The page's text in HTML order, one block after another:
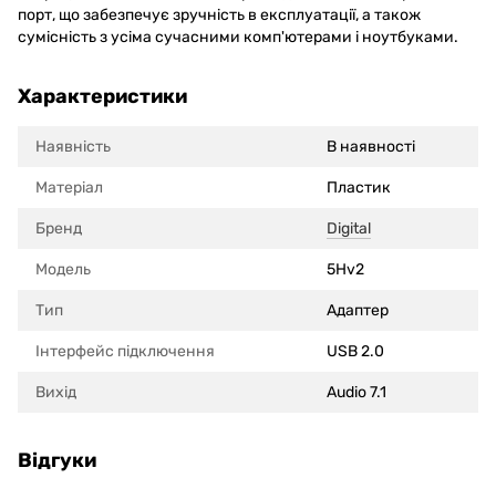
порт, що забезпечує зручність в експлуатації, а також
сумісність з усіма сучасними комп'ютерами і ноутбуками.
Характеристики
Наявність В наявності
Матеріал Пластик
Бренд Digital
Модель 5Hv2
Тип Адаптер
Інтерфейс підключення USB 2.0
Вихід Audio 7.1
Відгуки